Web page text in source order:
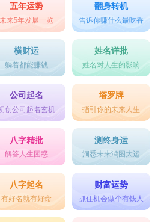
优、博贤、佐翰、驰耿、
小技巧
的名字起名使用意义大气的
养，大气的内涵是必不可少
很大气的动物，所以给龙宝宝
义大气的字是比较好的。
大地，非常有气势。
的名字起名参照大气的古诗
五年运势
未来5年发展一览
翻身转机
告诉你赚什么最吃香
横财运
躺着都能赚钱
姓名详批
姓名对人生的影响
公司起名
创公司起名玄机
塔罗牌
指引你的未来人生
八字精批
解答人生困惑
测终身运
洞悉未来鸿图大运
八字起名
有好名就有好命
财富运势
抓住机会做个有钱人